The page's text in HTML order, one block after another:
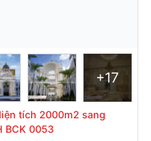
+17
tích 2000m2 sang
BCK 0053